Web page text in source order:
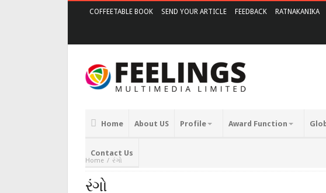
COFFEETABLE BOOK SEND YOUR ARTICLE FEEDBACK RATNAKANIKA
Home About US Profile Award Function
Contact Us
Home રંગો
રંગો